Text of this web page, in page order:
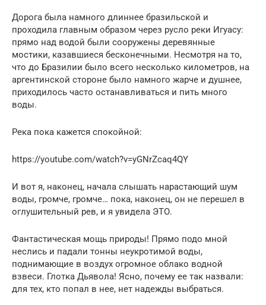
Дорога была намного длиннее бразильской и
проходила главным образом через русло реки Игуасу:
прямо над водой были сооружены деревянные
мостики, казавшиеся бесконечными. Несмотря на то,
что до Бразилии было всего несколько километров, на
аргентинской стороне было намного жарче и душнее,
приходилось часто останавливаться и пить много
воды.
Река пока кажется спокойной:
https://youtube.com/watch?v=yGNrZcaq4QY
И вот я, наконец, начала слышать нарастающий шум
воды, громче, громче… пока, наконец, он не перешел в
оглушительный рев, и я увидела ЭТО.
Фантастическая мощь природы! Прямо подо мной
неслись и падали тонны неукротимой воды,
поднимающие в воздух огромное облако водной
взвеси. Глотка Дьявола! Ясно, почему ее так назвали:
для тех, кто попал в нее, нет надежды выбраться.